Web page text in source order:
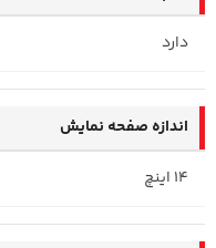
دارد
اندازه صفحه نمایش
14 اینچ